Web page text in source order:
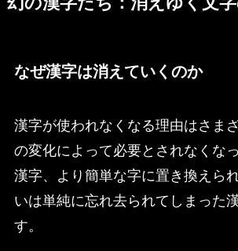
なぜ漢字は消えていくのか
漢字が使われなくなる理由はさま
の変化によって必要とされなくな
漢字、より簡単な字に置き換えら
いは単純に忘れ去られてしまった
す。